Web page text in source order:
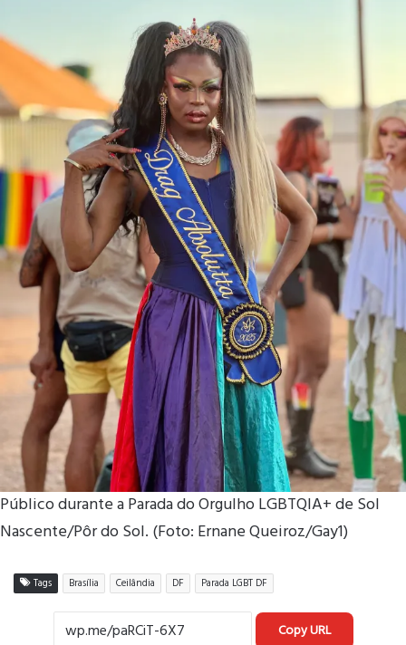
Público durante a Parada do Orgulho LGBTQIA+ de Sol
Nascente/Pôr do Sol. (Foto: Ernane Queiroz/Gay1)
Tags Brasília Ceilândia DF Parada LGBT DF
Copy URL